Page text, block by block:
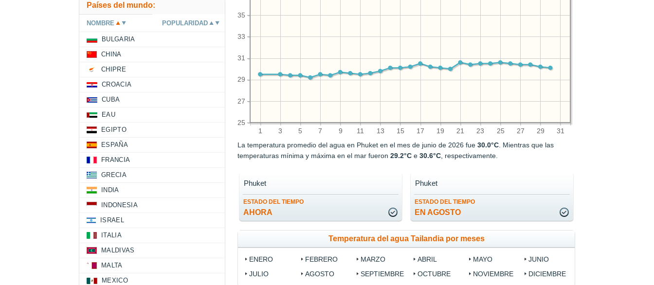
1 3 5 7 9 11 13 15 17 19 21 23 25 27 29 31
25
27
29
31
33
35
La temperatura promedio del agua en Phuket en el mes de junio de 2026 fue30.0°C. Mientras que las
temperaturas mínima y máxima en el mar fueron29.2°C e30.6°C, respectivamente.
ESTADO DEL TIEMPO
AHORA
Phuket
ESTADO DEL TIEMPO
EN AGOSTO
Phuket
Temperatura del agua Tailandia por meses
ENERO FEBRERO MARZO ABRIL MAYO
JUNIO
JULIO
AGOSTO SEPTIEMBRE OCTUBRE NOVIEMBRE DICIEMBRE
Países del mundo:
NOMBRE POPULARIDAD
BULGARIA
CHINA
CHIPRE
CROACIA
CUBA
EAU
EGIPTO
ESPAÑA
FRANCIA
GRECIA
INDIA
INDONESIA
ISRAEL
ITALIA
MALDIVAS
MALTA
MEXICO